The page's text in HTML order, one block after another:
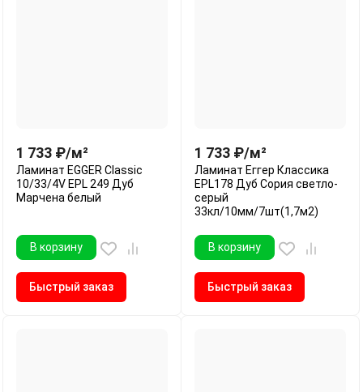
1 733 ₽/м²
Ламинат EGGER Classic
10/33/4V EPL 249 Дуб
Марчена белый
В корзину
Быстрый заказ
1 733 ₽/м²
Ламинат Еггер Классика
EPL178 Дуб Сория светло-
серый
33кл/10мм/7шт(1,7м2)
В корзину
Быстрый заказ